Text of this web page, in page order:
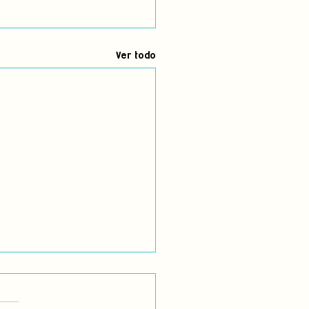
Ver todo
Actual
actual de la salud y